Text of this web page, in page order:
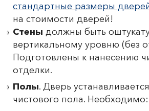
стандартные размеры
на стоимости дверей!
Стены должны быть
вертикальному уровню (без
Подготовлены к нанесению
отделки.
Полы. Дверь
чистового пола. Необходимо: